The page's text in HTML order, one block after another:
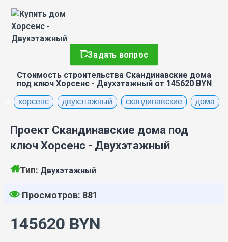
Задать вопрос
Стоимость строительства Скандинавские дома
под ключ Хорсенс - Двухэтажный от 145620 BYN
хорсенс двухэтажный скандинавские дома
Проект Скандинавские дома под
ключ Хорсенс - Двухэтажный
Тип: Двухэтажный
Просмотров: 881
145620 BYN